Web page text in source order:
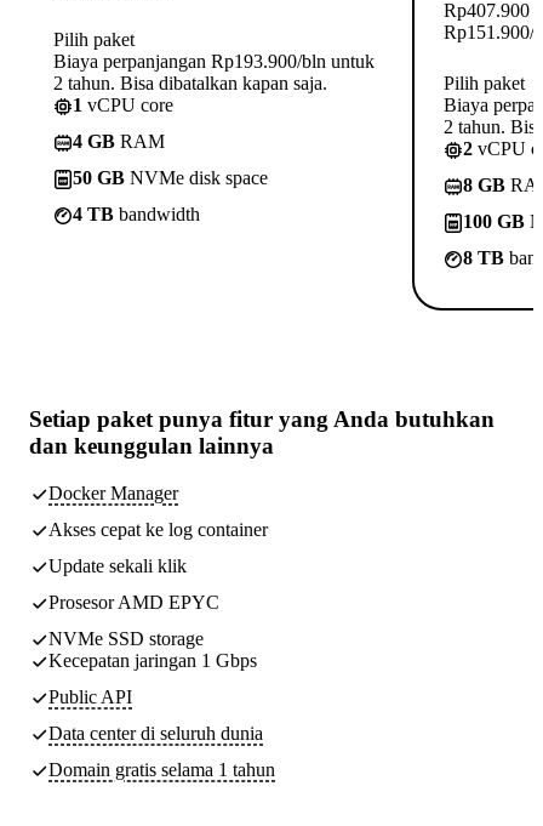
Pilih paket
Biaya perpanjangan Rp193.900/bln untuk
2 tahun. Bisa dibatalkan kapan saja.
1 vCPU core
4 GB RAM
50 GB NVMe disk space
4 TB bandwidth
Rp407.900
Rp151.900/
Pilih paket
Biaya
2 tahun.
2 vCPU
8 GB
100 GB
8 TB
Setiap paket punya fitur yang Anda butuhkan
dan keunggulan lainnya
Docker Manager
Akses cepat ke log container
Update sekali klik
Prosesor AMD EPYC
NVMe SSD storage
Kecepatan jaringan 1 Gbps
Public API
Data center di seluruh dunia
Domain gratis selama 1 tahun